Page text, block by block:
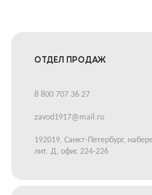
ОТДЕЛ ПРОДАЖ
8 800 707 36 27
zavod1917@mail.ru
192019, Санкт-Петербург,
лит. Д, офис 224-226